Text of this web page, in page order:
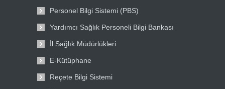
Personel Bilgi Sistemi (PBS)
Yardımcı Sağlık Personeli Bilgi Bankası
İl Sağlık Müdürlükleri
E-Kütüphane
Reçete Bilgi Sistemi